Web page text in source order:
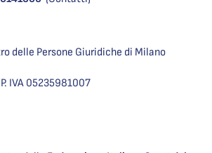
delle Persone Giuridiche di Milano
IVA 05235981007